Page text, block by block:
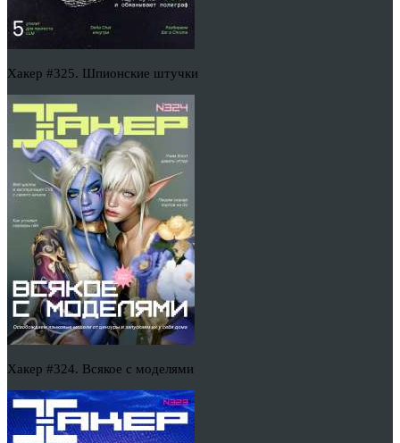
Хакер #325. Шпионские штучки
Хакер #324. Всякое с моделями